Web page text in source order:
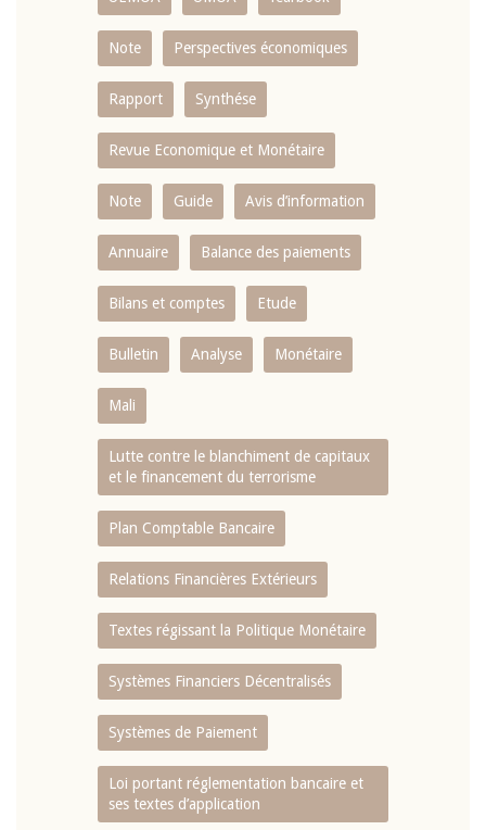
Note Perspectives économiques
Rapport Synthése
Revue Economique et Monétaire
Note Guide Avis d’information
Annuaire Balance des paiements
Bilans et comptes Etude
Bulletin Analyse Monétaire
Mali
Lutte contre le blanchiment de capitaux
et le financement du terrorisme
Plan Comptable Bancaire
Relations Financières Extérieurs
Textes régissant la Politique Monétaire
Systèmes Financiers Décentralisés
Systèmes de Paiement
Loi portant réglementation bancaire et
ses textes d’application